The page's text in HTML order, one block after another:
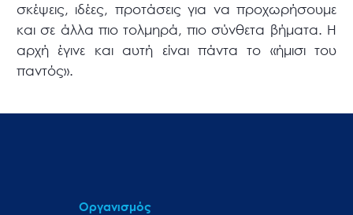
σκέψεις, ιδέες, προτάσεις για να προχωρήσουμε
και σε άλλα πιο τολμηρά, πιο σύνθετα βήματα. Η
αρχή έγινε και αυτή είναι πάντα το «ήμισι του
παντός».
Οργανισμός